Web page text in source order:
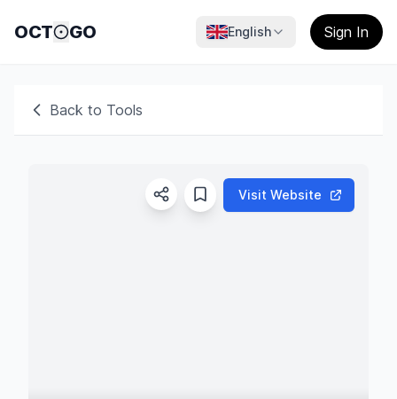
OCT GO English Sign In
Back to Tools
Visit Website